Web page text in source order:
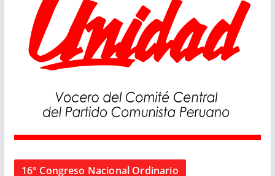
16° Congreso Nacional Ordinario